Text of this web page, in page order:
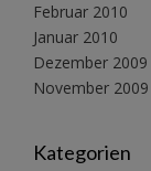
Februar 2010
Januar 2010
Dezember 2009
November 2009
Kategorien